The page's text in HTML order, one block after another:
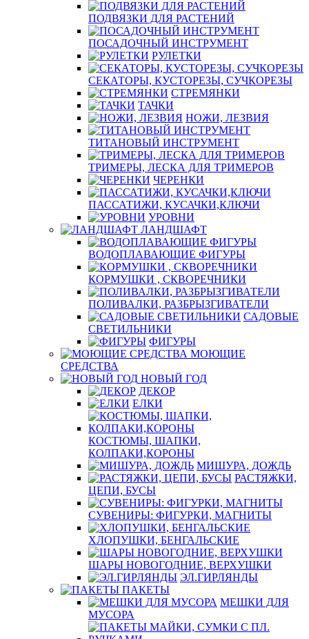
ПОДВЯЗКИ ДЛЯ РАСТЕНИЙ
ПОСАДОЧНЫЙ ИНСТРУМЕНТ
РУЛЕТКИ
СЕКАТОРЫ, КУСТОРЕЗЫ, СУЧКОРЕЗЫ
СТРЕМЯНКИ
ТАЧКИ
НОЖИ, ЛЕЗВИЯ
ТИТАНОВЫЙ ИНСТРУМЕНТ
ТРИМЕРЫ, ЛЕСКА ДЛЯ ТРИМЕРОВ
ЧЕРЕНКИ
ПАССАТИЖИ, КУСАЧКИ,КЛЮЧИ
УРОВНИ
ЛАНДШАФТ
ВОДОПЛАВАЮЩИЕ ФИГУРЫ
КОРМУШКИ , СКВОРЕЧНИКИ
ПОЛИВАЛКИ, РАЗБРЫЗГИВАТЕЛИ
САДОВЫЕ
СВЕТИЛЬНИКИ
ФИГУРЫ
МОЮЩИЕ
СРЕДСТВА
НОВЫЙ ГОД
ДЕКОР
ЕЛКИ
КОСТЮМЫ, ШАПКИ,
КОЛПАКИ,КОРОНЫ
МИШУРА, ДОЖДЬ
РАСТЯЖКИ,
ЦЕПИ, БУСЫ
СУВЕНИРЫ: ФИГУРКИ, МАГНИТЫ
ХЛОПУШКИ, БЕНГАЛЬСКИЕ
ШАРЫ НОВОГОДНИЕ, ВЕРХУШКИ
ЭЛ.ГИРЛЯНДЫ
ПАКЕТЫ
МЕШКИ ДЛЯ
МУСОРА